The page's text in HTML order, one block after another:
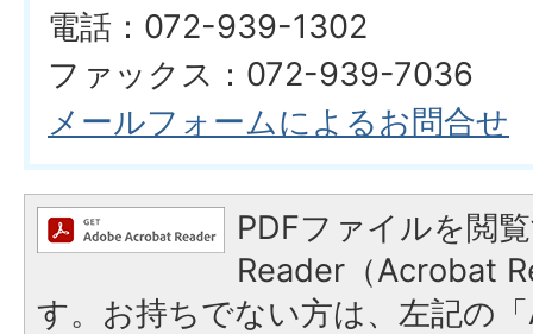
電話：072-939-1302
ファックス：072-939-7036
メールフォームによるお問合せ
PDFファイルを閲
Reader（Acrobat
す。お持ちでない方は、左記の